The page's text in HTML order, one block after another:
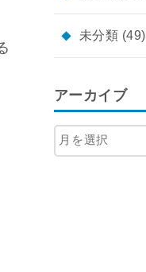
未分類 (49)
アーカイブ